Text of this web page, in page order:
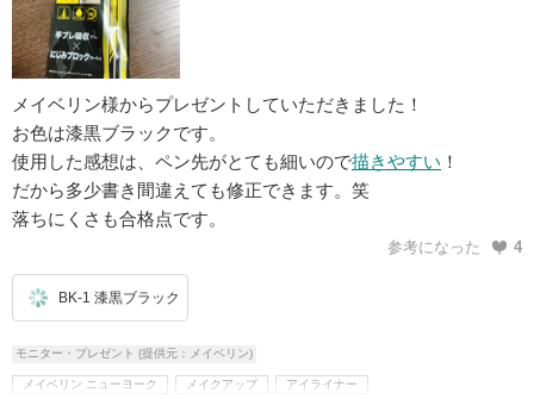
メイベリン様からプレゼントしていただきました！
お色は漆黒ブラックです。
使用した感想は、ペン先がとても細いので描きやすい ！
だから多少書き間違えても修正できます。笑
落ちにくさも合格点です。
参考になった 4
BK-1 漆黒ブラック
モニター・プレゼント (提供元：メイベリン)
メイベリン ニューヨーク メイクアップ アイライナー